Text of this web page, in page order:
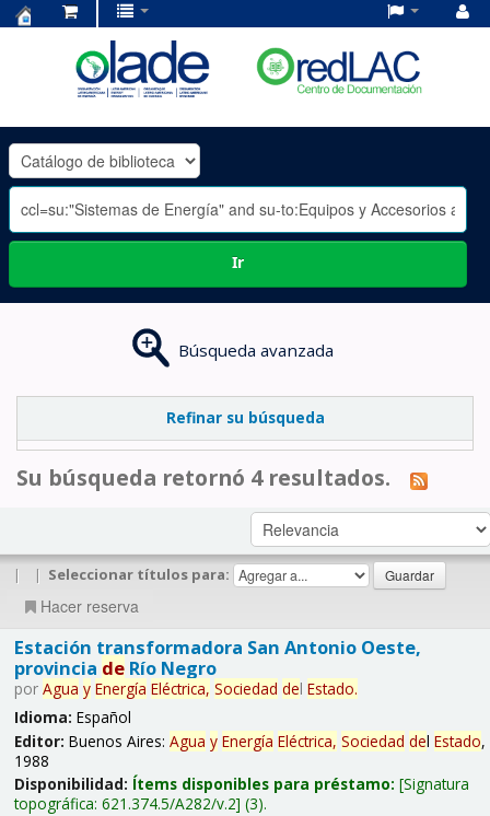
OLADE
-
Ir
Búsqueda avanzada
Refinar su búsqueda
Su búsqueda retornó 4 resultados.
| | Seleccionar títulos para:
Hacer reserva
Estación transformadora San Antonio Oeste,
provincia deRío Negro
por Agua y Energía Eléctrica, Sociedad del Estado.
Idioma: Español
Editor: Buenos Aires: Agua y Energía Eléctrica, Sociedad del Estado,
1988
Disponibilidad: Ítems disponibles para préstamo: Signatura
topográfica: 621.374.5/A282/v.2 (3).